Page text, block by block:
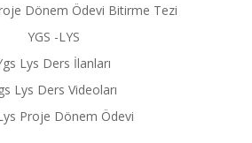
Dönem Ödevi Bitirme Tezi
YGS -LYS
Lys Ders İlanları
Lys Ders Videoları
Proje Dönem Ödevi